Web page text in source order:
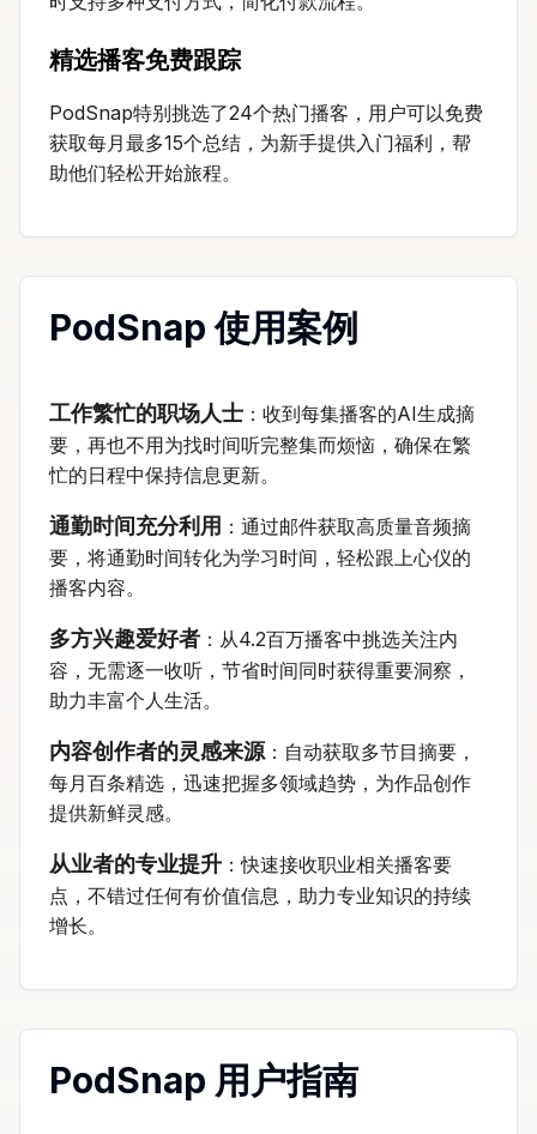
精选播客免费跟踪
PodSnap特别挑选了24个热门播客，用户可以免费
获取每月最多15个总结，为新手提供入门福利，帮
助他们轻松开始旅程。
PodSnap 使用案例
工作繁忙的职场人士 ：收到每集播客的AI生成摘
要，再也不用为找时间听完整集而烦恼，确保在繁
忙的日程中保持信息更新。
通勤时间充分利用 ：通过邮件获取高质量音频摘
要，将通勤时间转化为学习时间，轻松跟上心仪的
播客内容。
多方兴趣爱好者 ：从4.2百万播客中挑选关注内
容，无需逐一收听，节省时间同时获得重要洞察，
助力丰富个人生活。
内容创作者的灵感来源 ：自动获取多节目摘要，
每月百条精选，迅速把握多领域趋势，为作品创作
提供新鲜灵感。
从业者的专业提升 ：快速接收职业相关播客要
点，不错过任何有价值信息，助力专业知识的持续
增长。
PodSnap 用户指南